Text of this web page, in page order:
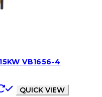
VB1656-4
QUICK VIEW